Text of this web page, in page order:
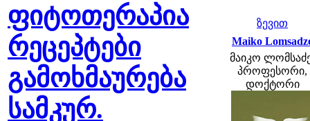
ფიტოთერაპია
რეცეპტები
გამოხმაურება
სამკურ.
ზევით
Maiko
მაიკო
პროფესორი,
დოქტორი